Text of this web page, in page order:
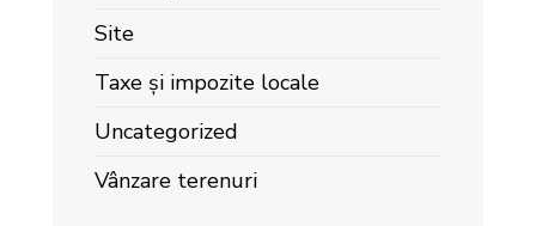
Site
Taxe și impozite locale
Uncategorized
Vânzare terenuri